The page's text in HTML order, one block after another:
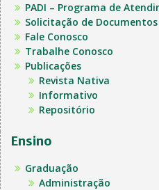
PADI – Programa de
Solicitação de Documentos
Fale Conosco
Trabalhe Conosco
Publicações
Revista Nativa
Informativo
Repositório
Ensino
Graduação
Administração